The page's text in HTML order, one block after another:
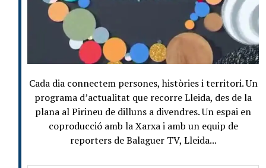
Cada dia connectem persones, històries i territori. Un
programa d’actualitat que recorre Lleida, des de la
plana al Pirineu de dilluns a divendres. Un espai en
coproducció amb la Xarxa i amb un equip de
reporters de Balaguer TV, Lleida...